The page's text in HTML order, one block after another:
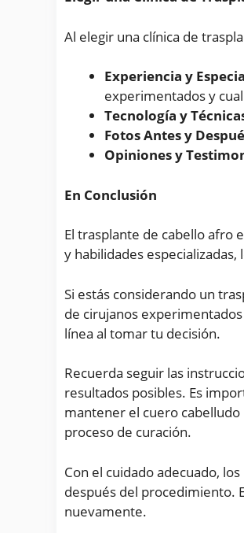
Al elegir una clínica de
Experiencia y
experimentados y
Tecnología y
Fotos Antes y
Opiniones y
En Conclusión
El trasplante de cabello afro
y habilidades
Si estás considerando un
de cirujanos
línea al tomar tu decisión.
Recuerda seguir las
resultados posibles. Es
mantener el cuero
proceso de curación.
Con el cuidado adecuado,
después del procedimiento.
nuevamente.